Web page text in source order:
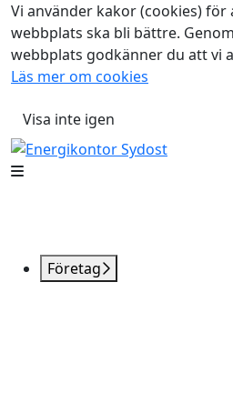
Vi använder kakor (cookies) för
webbplats ska bli bättre.
webbplats godkänner du att vi
Läs mer om cookies
Visa inte igen
Företag